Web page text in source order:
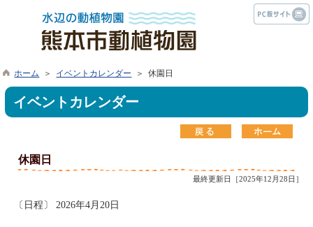
ホーム ＞ イベントカレンダー ＞ 休園日
イベントカレンダー
休園日
最終更新日［2025年12月28日］
〔日程〕 2026年4月20日